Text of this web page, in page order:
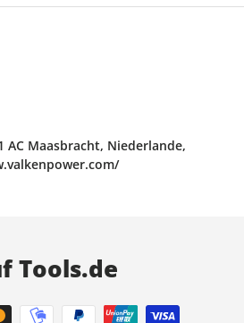
AC Maasbracht, Niederlande,
Tools.de